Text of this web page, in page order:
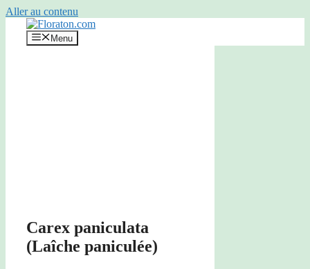
Aller au contenu
Menu
Carex paniculata
(Laîche paniculée)